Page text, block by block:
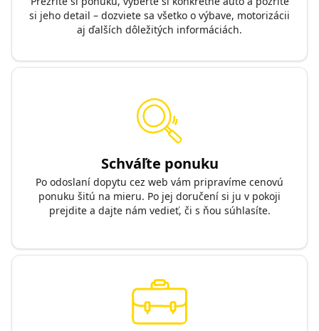
si jeho detail – dozviete sa všetko o výbave, motorizácii
aj ďalších dôležitých informáciách.
Schváľte ponuku
Po odoslaní dopytu cez web vám pripravíme cenovú
ponuku šitú na mieru. Po jej doručení si ju v pokoji
prejdite a dajte nám vedieť, či s ňou súhlasíte.